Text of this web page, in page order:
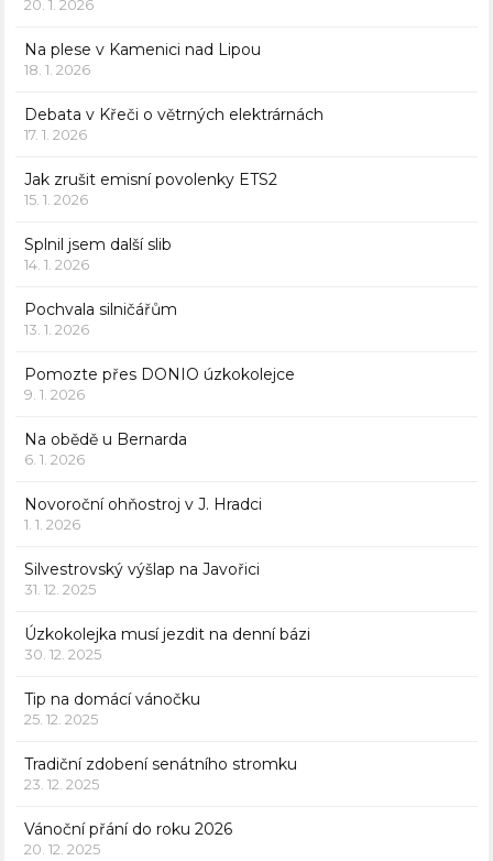
20. 1. 2026
Na plese v Kamenici nad Lipou
18. 1. 2026
Debata v Křeči o větrných elektrárnách
17. 1. 2026
Jak zrušit emisní povolenky ETS2
15. 1. 2026
Splnil jsem další slib
14. 1. 2026
Pochvala silničářům
13. 1. 2026
Pomozte přes DONIO úzkokolejce
9. 1. 2026
Na obědě u Bernarda
6. 1. 2026
Novoroční ohňostroj v J. Hradci
1. 1. 2026
Silvestrovský výšlap na Javořici
31. 12. 2025
Úzkokolejka musí jezdit na denní bázi
30. 12. 2025
Tip na domácí vánočku
25. 12. 2025
Tradiční zdobení senátního stromku
23. 12. 2025
Vánoční přání do roku 2026
20. 12. 2025